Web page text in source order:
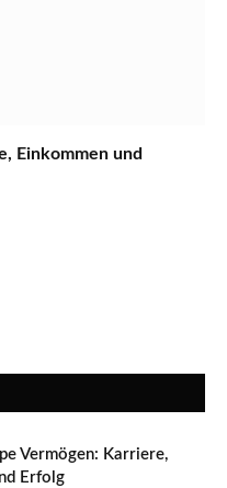
Einkommen und
Vermögen: Karriere,
Erfolg